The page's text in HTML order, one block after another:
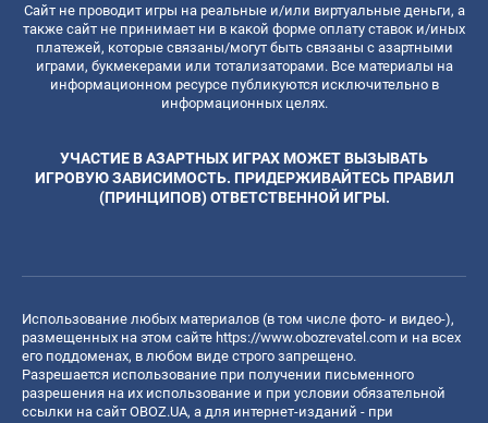
Сайт не проводит игры на реальные и/или виртуальные деньги, а
также сайт не принимает ни в какой форме оплату ставок и/иных
платежей, которые связаны/могут быть связаны с азартными
играми, букмекерами или тотализаторами. Все материалы на
информационном ресурсе публикуются исключительно в
информационных целях.
УЧАСТИЕ В АЗАРТНЫХ ИГРАХ МОЖЕТ ВЫЗЫВАТЬ
ИГРОВУЮ ЗАВИСИМОСТЬ. ПРИДЕРЖИВАЙТЕСЬ ПРАВИЛ
(ПРИНЦИПОВ) ОТВЕТСТВЕННОЙ ИГРЫ.
Использование любых материалов (в том числе фото- и видео-),
размещенных на этом сайте https://www.obozrevatel.com и на всех
его поддоменах, в любом виде строго запрещено.
Разрешается использование при получении письменного
разрешения на их использование и при условии обязательной
ссылки на сайт OBOZ.UA, а для интернет-изданий - при